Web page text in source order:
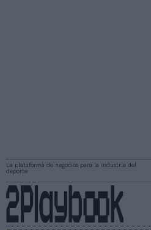
La plataforma de negocios para la industria del
deporte